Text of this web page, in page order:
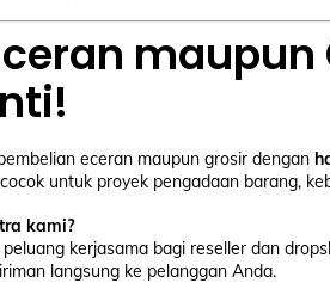
eceran maupun grosir dengan
untuk proyek pengadaan barang,
kami?
kerjasama bagi reseller dan
langsung ke pelanggan Anda.